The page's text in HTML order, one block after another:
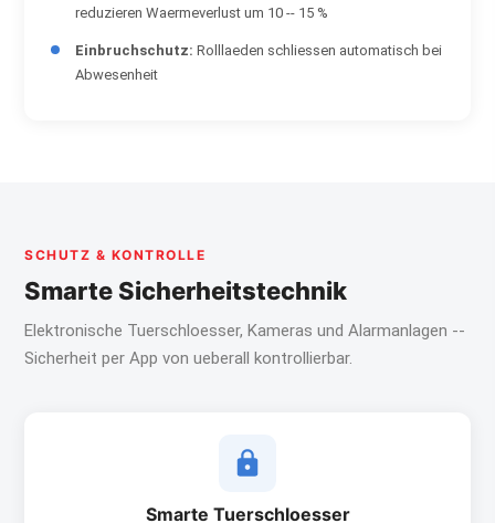
reduzieren Waermeverlust um 10 -- 15 %
Einbruchschutz: Rolllaeden schliessen automatisch bei
Abwesenheit
SCHUTZ & KONTROLLE
Smarte Sicherheitstechnik
Elektronische Tuerschloesser, Kameras und Alarmanlagen --
Sicherheit per App von ueberall kontrollierbar.
Smarte Tuerschloesser